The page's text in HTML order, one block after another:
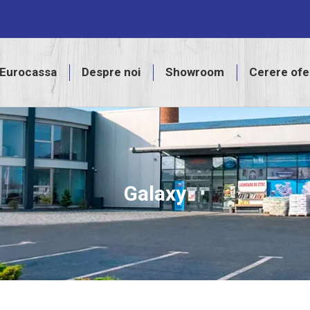
Eurocassa Despre noi Showroom Cerere
Galaxy
Despre noi Showroom Cerere ofertă